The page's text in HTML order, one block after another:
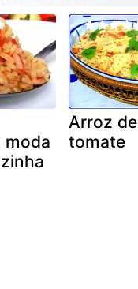
moda
Arroz de
tomate